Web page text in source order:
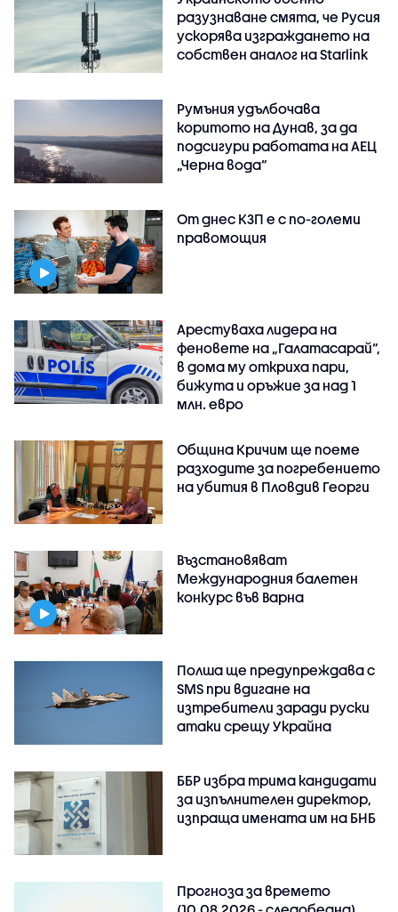
разузнаване смята, че Русия
ускорява изграждането на
собствен аналог на Starlink
Румъния удълбочава
коритото на Дунав, за да
подсигури работата на АЕЦ
„Черна вода“
От днес КЗП е с по-големи
правомощия
Арестуваха лидера на
феновете на „Галатасарай“,
в дома му откриха пари,
бижута и оръжие за над 1
млн. евро
Община Кричим ще поеме
разходите за погребението
на убития в Пловдив Георги
Възстановяват
Международния балетен
конкурс във Варна
Полша ще предупреждава с
SMS при вдигане на
изтребители заради руски
атаки срещу Украйна
ББР избра трима кандидати
за изпълнителен директор,
изпраща имената им на БНБ
Прогноза за времето